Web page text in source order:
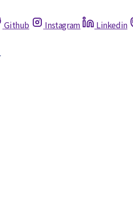
Github Instagram Linkedin